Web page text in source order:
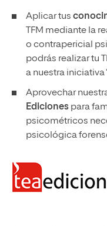
Aplicar tus
TFM mediante la
o contrapericial
podrás realizar tu
a nuestra iniciativa
Aprovechar
Ediciones para
psicométricos
psicológica